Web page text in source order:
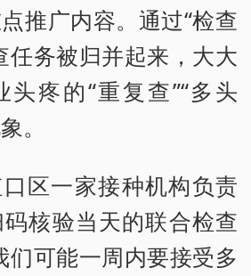
推广内容。通过“检查
任务被归并起来，大大
疼的“重复查”“多头
。
区一家接种机构负责
核验当天的联合检查
们可能一周内要接受多